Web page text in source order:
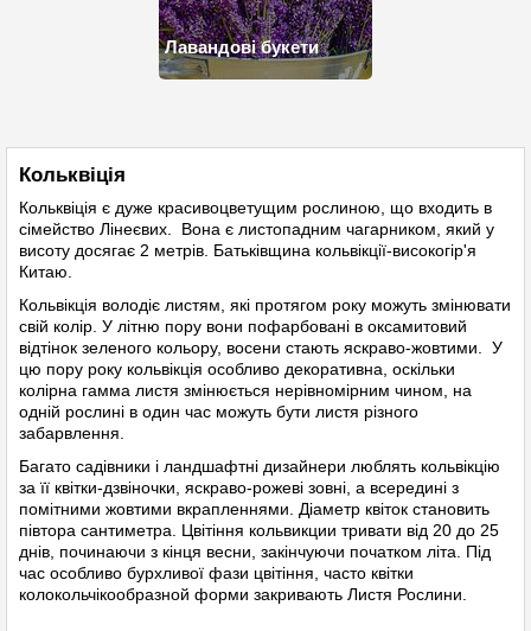
Лавандові букети
Кольквіція
Кольквіція є дуже красивоцветущим рослиною, що входить в
сімейство Лінеєвих. Вона є листопадним чагарником, який у
висоту досягає 2 метрів. Батьківщина кольвікції-високогір'я
Китаю.
Кольвікція володіє листям, які протягом року можуть змінювати
свій колір. У літню пору вони пофарбовані в оксамитовий
відтінок зеленого кольору, восени стають яскраво-жовтими. У
цю пору року кольвікція особливо декоративна, оскільки
колірна гамма листя змінюється нерівномірним чином, на
одній рослині в один час можуть бути листя різного
забарвлення.
Багато садівники і ландшафтні дизайнери люблять кольвікцію
за її квітки-дзвіночки, яскраво-рожеві зовні, а всередині з
помітними жовтими вкрапленнями. Діаметр квіток становить
півтора сантиметра. Цвітіння кольвикции тривати від 20 до 25
днів, починаючи з кінця весни, закінчуючи початком літа. Під
час особливо бурхливої фази цвітіння, часто квітки
колокольчікообразной форми закривають Листя Рослини.